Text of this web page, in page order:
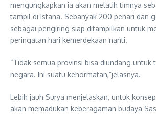
mengungkapkan ia akan melatih timnya
tampil di Istana. Sebanyak 200 penari dan
sebagai pengiring siap ditampilkan untuk
peringatan hari kemerdekaan nanti.
“Tidak semua provinsi bisa diundang untuk
negara. Ini suatu kehormatan,”jelasnya.
Lebih jauh Surya menjelaskan, untuk
akan memadukan keberagaman budaya